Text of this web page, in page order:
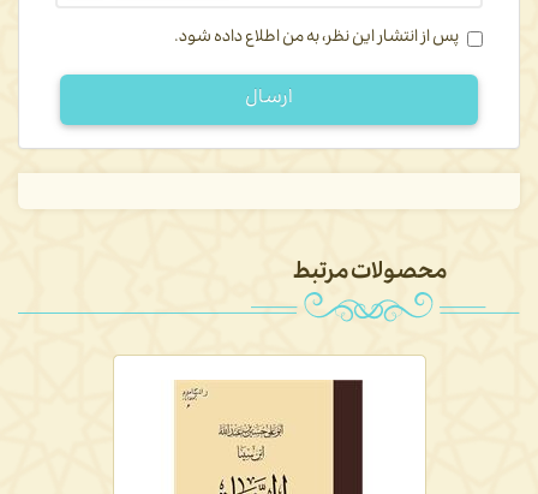
پس از انتشار این نظر، به من اطلاع داده شود.
ارسال
محصولات مرتبط